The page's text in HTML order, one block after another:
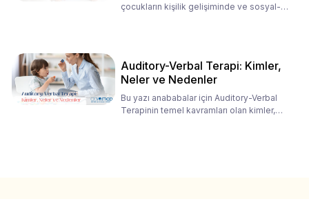
çocukların kişilik gelişiminde ve sosyal-
Auditory-Verbal Terapi: Kimler,
Neler ve Nedenler
Bu yazı anababalar için Auditory-Verbal
Terapinin temel kavramları olan kimler,